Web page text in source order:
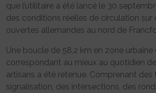
que l’utilitaire a été lancé le 30
des conditions réelles de circulation sur
ouvertes allemandes au nord de
Une boucle de 58,2 km en zone
correspondant au mieux au quotidien
artisans a été retenue. Comprenant des
signalisation, des intersections, des